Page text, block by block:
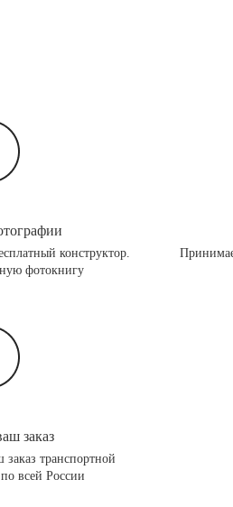
конструктор.
фотокнигу
заказ
заказ транспортной
всей России